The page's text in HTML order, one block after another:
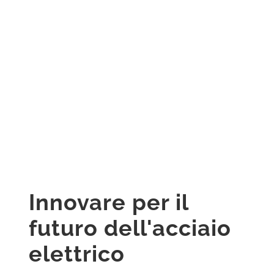
Innovare per il
futuro dell'acciaio
elettrico